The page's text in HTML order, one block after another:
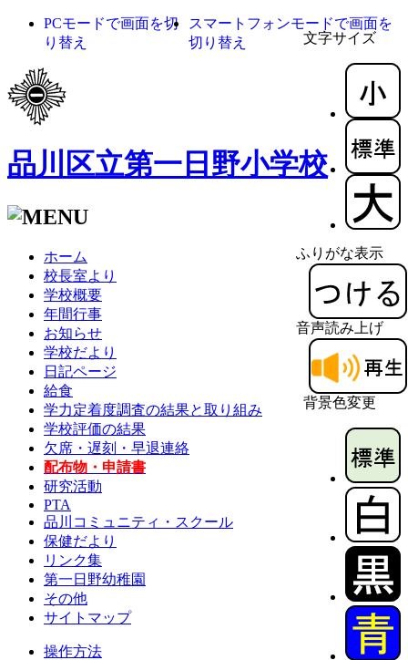
文字サイズ
ふりがな表示
音声読み上げ
背景色変更
PCモードで画面を切
り替え
スマートフォンモードで画面を
切り替え
品川区立第一日野小学校
ホーム
校長室より
学校概要
年間行事
お知らせ
学校だより
日記ページ
給食
学力定着度調査の結果と取り組み
学校評価の結果
欠席・遅刻・早退連絡
配布物・申請書
研究活動
PTA
品川コミュニティ・スクール
保健だより
リンク集
第一日野幼稚園
その他
サイトマップ
操作方法